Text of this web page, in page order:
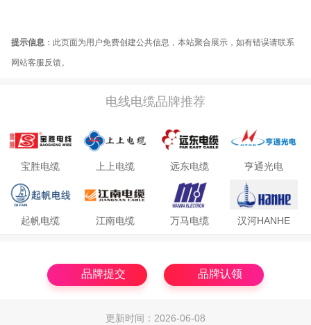
提示信息 ：此页面为用户免费创建公共信息，本站聚合展示，如有错误请联系
网站客服反馈。
电线电缆品牌推荐
宝胜电缆 上上电缆 远东电缆 亨通光电
起帆电缆 江南电缆 万马电缆 汉河HANHE
品牌提交 品牌认领
更新时间：2026-06-08